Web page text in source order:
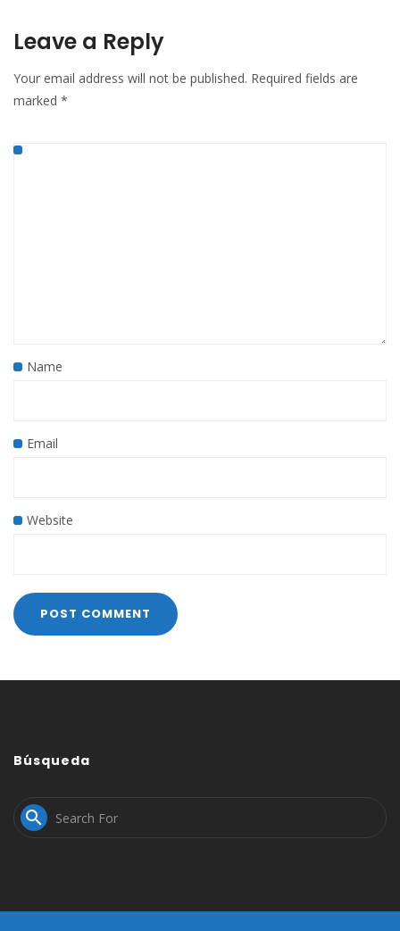
Leave a Reply
Your email address will not be published. Required fields are
marked *
Name
Email
Website
Búsqueda
